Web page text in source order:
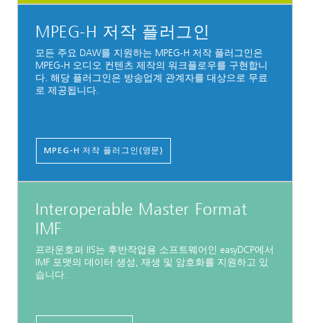
MPEG-H 저작 플러그인
모든 주요 DAW를 지원하는 MPEG-H 저작 플러그인은
MPEG-H 오디오 컨텐츠 제작의 워크플로우를 구현합니
다. 해당 플러그인은 방송업계 관계자를 대상으로 무료
로 제공됩니다.
MPEG-H 저작 플러그인(영문)
Interoperable Master Format
IMF
프라운호퍼 IIS는 후반작업용 소프트웨어인 easyDCP에서
IMF 포맷의 데이터 생성, 재생 및 암호화를 지원하고 있
습니다.